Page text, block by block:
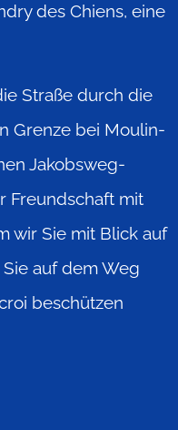
des Chiens, eine
Straße durch die
Grenze bei Moulin-
Jakobsweg-
Freundschaft mit
wir Sie mit Blick auf
auf dem Weg
beschützen